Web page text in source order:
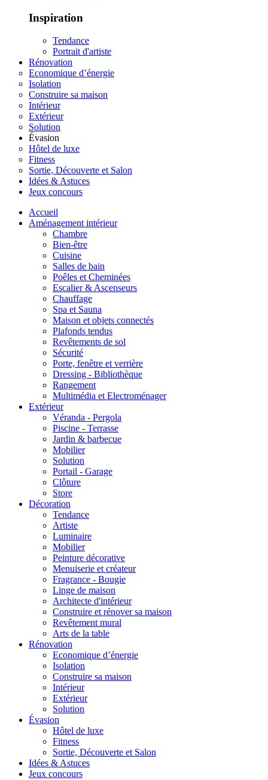
Inspiration
Tendance
Portrait d'artiste
Rénovation
Economique d’énergie
Isolation
Construire sa maison
Intérieur
Extérieur
Solution
Évasion
Hôtel de luxe
Fitness
Sortie, Découverte et Salon
Idées & Astuces
Jeux concours
Accueil
Aménagement intérieur
Chambre
Bien-être
Cuisine
Salles de bain
Poêles et Cheminées
Escalier & Ascenseurs
Chauffage
Spa et Sauna
Maison et objets connectés
Plafonds tendus
Revêtements de sol
Sécurité
Porte, fenêtre et verrière
Dressing - Bibliothèque
Rangement
Multimédia et Electroménager
Extérieur
Véranda - Pergola
Piscine - Terrasse
Jardin & barbecue
Mobilier
Solution
Portail - Garage
Clôture
Store
Décoration
Tendance
Artiste
Luminaire
Mobilier
Peinture décorative
Menuiserie et créateur
Fragrance - Bougie
Linge de maison
Architecte d'intérieur
Construire et rénover sa maison
Revêtement mural
Arts de la table
Rénovation
Economique d’énergie
Isolation
Construire sa maison
Intérieur
Extérieur
Solution
Évasion
Hôtel de luxe
Fitness
Sortie, Découverte et Salon
Idées & Astuces
Jeux concours